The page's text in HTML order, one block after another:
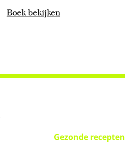
kwam.
Boek bekijken
Gezonde recepten